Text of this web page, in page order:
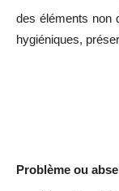
des éléments non
hygiéniques,
Problème ou